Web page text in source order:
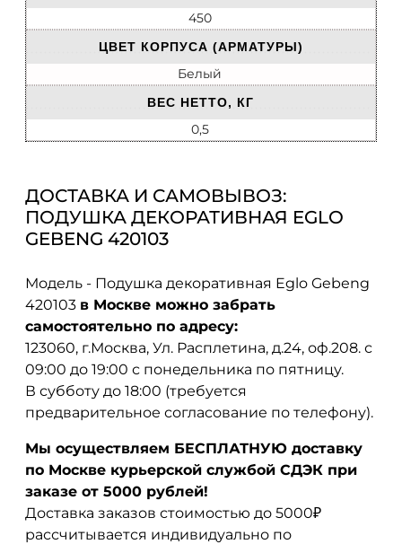
450
ЦВЕТ КОРПУСА (АРМАТУРЫ)
Белый
ВЕС НЕТТО, КГ
0,5
ДОСТАВКА И САМОВЫВОЗ:
ПОДУШКА ДЕКОРАТИВНАЯ EGLO
GEBENG 420103
Модель - Подушка декоративная Eglo Gebeng
420103 в Москве можно забрать
самостоятельно по адресу:
123060, г.Москва, Ул. Расплетина, д.24, оф.208. с
09:00 до 19:00 с понедельника по пятницу.
В субботу до 18:00 (требуется
предварительное согласование по телефону).
Мы осуществляем БЕСПЛАТНУЮ доставку
по Москве курьерской службой СДЭК при
заказе от 5000 рублей!
Доставка заказов стоимостью до 5000₽
рассчитывается индивидуально по